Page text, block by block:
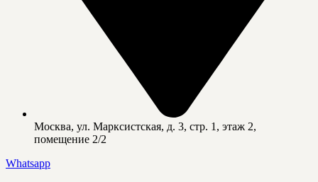
Москва, ул. Марксистская, д. 3, стр. 1, этаж 2,
помещение 2/2
Whatsapp